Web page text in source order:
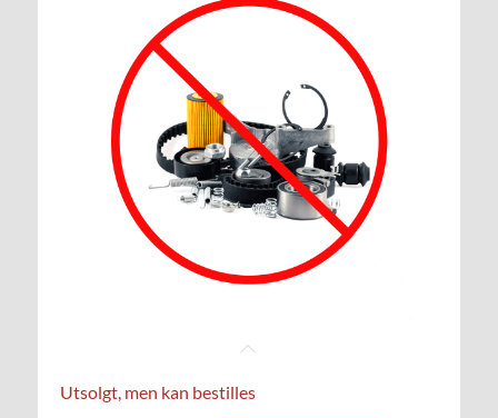
Utsolgt, men kan bestilles